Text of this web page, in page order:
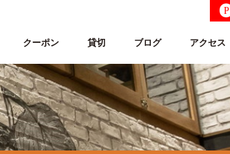
P
クーポン 貸切 ブログ アクセス